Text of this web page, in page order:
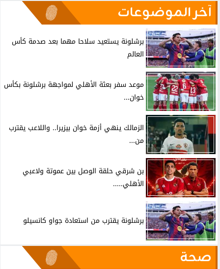
آخر الموضوعات
برشلونة يستعيد سلاحا مهما بعد صدمة كأس
العالم
موعد سفر بعثة الأهلي لمواجهة برشلونة بكأس
خوان...
الزمالك ينهي أزمة خوان بيزيرا.. واللاعب يقترب
من...
بن شرقي حلقة الوصل بين عموتة ولاعبي
الأهلي.....
برشلونة يقترب من استعادة جواو كانسيلو
صحة